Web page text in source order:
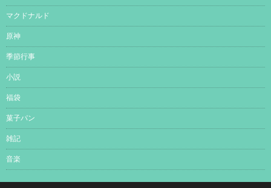
マクドナルド
原神
季節行事
小説
福袋
菓子パン
雑記
音楽